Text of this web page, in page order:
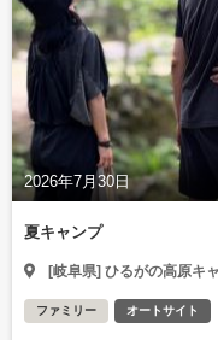
2026年7月30日
夏キャンプ
[岐阜県] ひるがの高原キ
ファミリー オートサイト